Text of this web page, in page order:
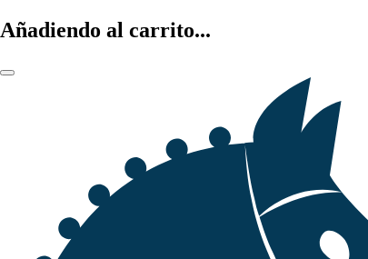
Añadiendo al carrito...